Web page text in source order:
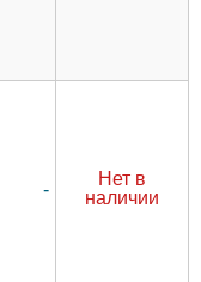
-
Нет в
наличии